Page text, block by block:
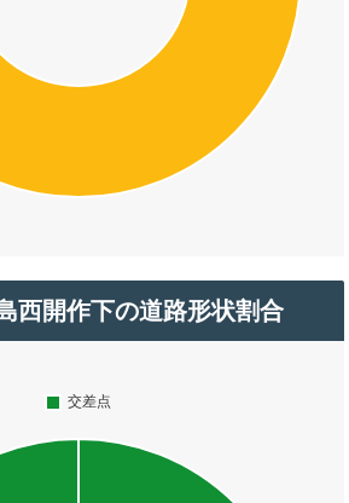
西開作下の道路形状割合